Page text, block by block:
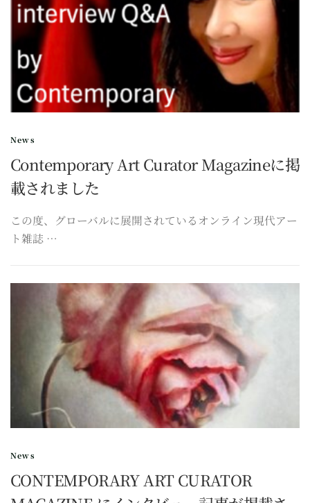
News
Contemporary Art Curator Magazineに掲
載されました
この度、グローバルに展開されているオンライン現代アー
ト雑誌 …
News
CONTEMPORARY ART CURATOR